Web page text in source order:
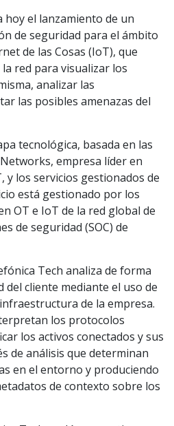
hoy el lanzamiento de un
de seguridad para el ámbito
de las Cosas (IoT), que
red para visualizar los
analizar las
las posibles amenazas del
tecnológica, basada en las
empresa líder en
y los servicios gestionados de
está gestionado por los
OT e IoT de la red global de
de seguridad (SOC) de
Tech analiza de forma
del cliente mediante el uso de
de la empresa.
los protocolos
los activos conectados y sus
de análisis que determinan
en el entorno y produciendo
de contexto sobre los